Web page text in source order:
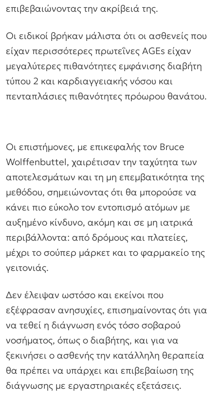
επιβεβαιώνοντας την ακρίβειά της.
Οι ειδικοί βρήκαν μάλιστα ότι οι ασθενείς που
είχαν περισσότερες πρωτεΐνες AGEs είχαν
μεγαλύτερες πιθανότητες εμφάνισης διαβήτη
τύπου 2 και καρδιαγγειακής νόσου και
πενταπλάσιες πιθανότητες πρόωρου θανάτου.
Οι επιστήμονες, με επικεφαλής τον Bruce
Wolffenbuttel, χαιρέτισαν την ταχύτητα των
αποτελεσμάτων και τη μη επεμβατικότητα της
μεθόδου, σημειώνοντας ότι θα μπορούσε να
κάνει πιο εύκολο τον εντοπισμό ατόμων με
αυξημένο κίνδυνο, ακόμη και σε μη ιατρικά
περιβάλλοντα: από δρόμους και πλατείες,
μέχρι το σούπερ μάρκετ και το φαρμακείο της
γειτονιάς.
Δεν έλειψαν ωστόσο και εκείνοι που
εξέφρασαν ανησυχίες, επισημαίνοντας ότι για
να τεθεί η διάγνωση ενός τόσο σοβαρού
νοσήματος, όπως ο διαβήτης, και για να
ξεκινήσει ο ασθενής την κατάλληλη θεραπεία
θα πρέπει να υπάρχει και επιβεβαίωση της
διάγνωσης με εργαστηριακές εξετάσεις.